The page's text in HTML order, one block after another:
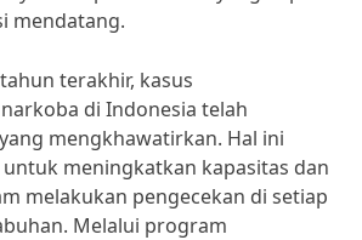
mendatang.
terakhir, kasus
di Indonesia telah
mengkhawatirkan. Hal ini
meningkatkan kapasitas dan
melakukan pengecekan di setiap
Melalui program